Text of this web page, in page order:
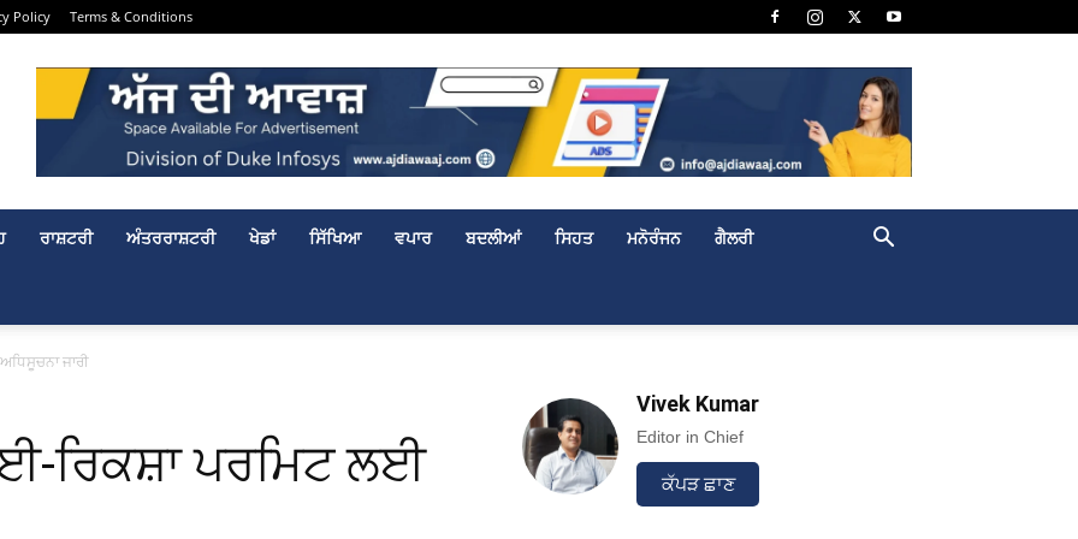
Policy Terms & Conditions
ਰਾਸ਼ਟਰੀ ਅੰਤਰਰਾਸ਼ਟਰੀ ਖੇਡਾਂ ਸਿੱਖਿਆ ਵਪਾਰ ਬਦਲੀਆਂ ਸਿਹਤ ਮਨੋਰੰਜਨ ਗੈਲਰੀ
ਜਾਰੀ
ਰਿਕਸ਼ਾ ਪਰਮਿਟ ਲਈ
Vivek Kumar
Editor in Chief
ਕੱਪੜ ਛਾਣ